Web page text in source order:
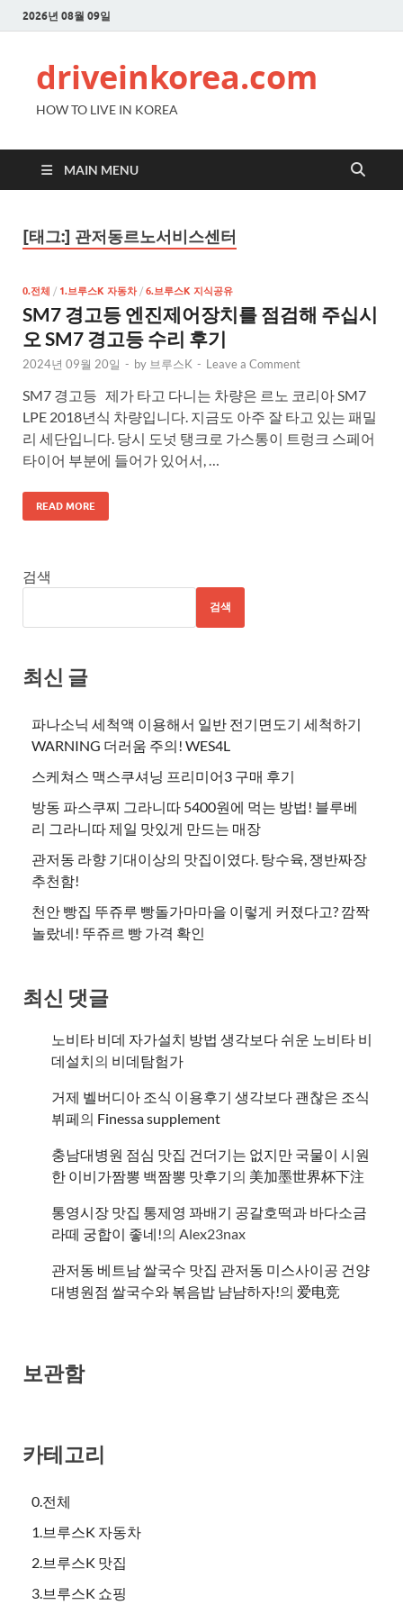
2026년 08월 09일
driveinkorea.com
HOW TO LIVE IN KOREA
MAIN MENU
[태그:] 관저동르노서비스센터
0.전체 / 1.브루스K 자동차 / 6.브루스K 지식공유
SM7 경고등 엔진제어장치를 점검해 주십시
오 SM7 경고등 수리 후기
2024년 09월 20일 - by 브루스K - Leave a Comment
SM7 경고등 제가 타고 다니는 차량은 르노 코리아 SM7
LPE 2018년식 차량입니다. 지금도 아주 잘 타고 있는 패밀
리 세단입니다. 당시 도넛 탱크로 가스통이 트렁크 스페어
타이어 부분에 들어가 있어서, …
READ MORE
검색
검색
최신 글
파나소닉 세척액 이용해서 일반 전기면도기 세척하기
WARNING 더러움 주의! WES4L
스케쳐스 맥스쿠셔닝 프리미어3 구매 후기
방동 파스쿠찌 그라니따 5400원에 먹는 방법! 블루베
리 그라니따 제일 맛있게 만드는 매장
관저동 라향 기대이상의 맛집이였다. 탕수육, 쟁반짜장
추천함!
천안 빵집 뚜쥬루 빵돌가마마을 이렇게 커졌다고? 깜짝
놀랐네! 뚜쥬르 빵 가격 확인
최신 댓글
노비타 비데 자가설치 방법 생각보다 쉬운 노비타 비
데설치의 비데탐험가
거제 벨버디아 조식 이용후기 생각보다 괜찮은 조식
뷔페의 ​Finessa supplement
충남대병원 점심 맛집 건더기는 없지만 국물이 시원
한 이비가짬뽕 백짬뽕 맛후기의 美加墨世界杯下注
통영시장 맛집 통제영 꽈배기 공갈호떡과 바다소금
라떼 궁합이 좋네!의 Alex23nax
관저동 베트남 쌀국수 맛집 관저동 미스사이공 건양
대병원점 쌀국수와 볶음밥 냠냠하자!의 爱电竞
보관함
카테고리
0.전체
1.브루스K 자동차
2.브루스K 맛집
3.브루스K 쇼핑